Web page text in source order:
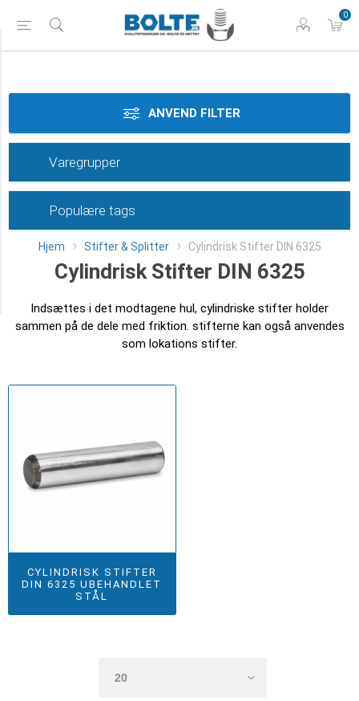
0
Hjem Stifter & Splitter Cylindrisk Stifter DIN 6325
Cylindrisk Stifter DIN 6325
Indsættes i det modtagene hul, cylindriske stifter holder
sammen på de dele med friktion. stifterne kan også anvendes
som lokations stifter.
CYLINDRISK STIFTER
DIN 6325 UBEHANDLET
STÅL
ANVEND FILTER
Tolerance
Overflade
Længde
Varegrupper
Populære tags